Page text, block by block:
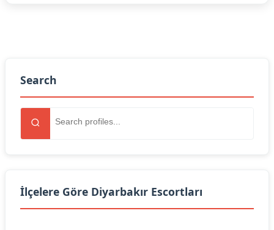
Search
İlçelere Göre Diyarbakır Escortları